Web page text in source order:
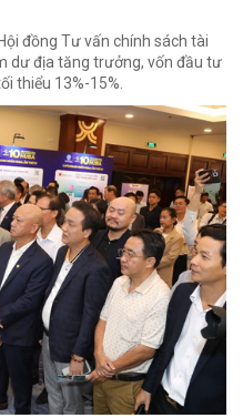
đồng Tư vấn chính sách tài
dư địa tăng trưởng, vốn đầu tư
thiểu 13%-15%.